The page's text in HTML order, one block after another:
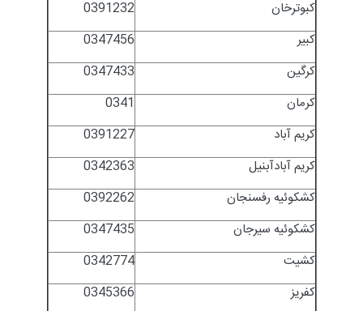
0391232
کبوترخان
0347456
کبیر
0347433
کرگین
0341
کرمان
0391227
کریم آباد
0342363
کریم آبادآبنیل
0392262
کشکوئیه رفسنجان
0347435
کشکوئیه سیرجان
0342774
کشیت
0345366
کفریز